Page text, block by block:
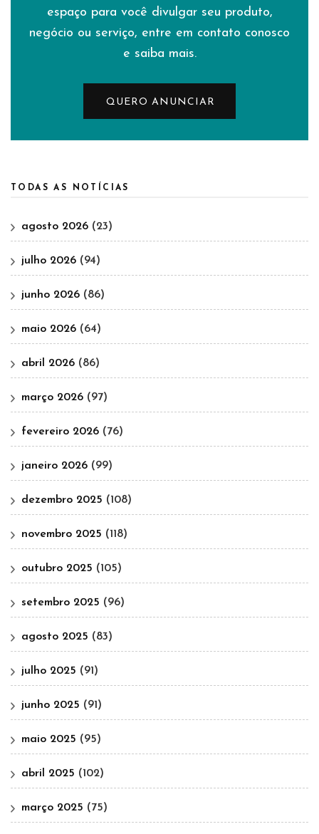
espaço para você divulgar seu produto,
negócio ou serviço, entre em contato conosco
e saiba mais.
QUERO ANUNCIAR
TODAS AS NOTÍCIAS
agosto 2026 (23)
julho 2026 (94)
junho 2026 (86)
maio 2026 (64)
abril 2026 (86)
março 2026 (97)
fevereiro 2026 (76)
janeiro 2026 (99)
dezembro 2025 (108)
novembro 2025 (118)
outubro 2025 (105)
setembro 2025 (96)
agosto 2025 (83)
julho 2025 (91)
junho 2025 (91)
maio 2025 (95)
abril 2025 (102)
março 2025 (75)